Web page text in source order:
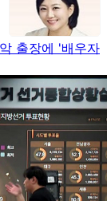
출장에 '배우자